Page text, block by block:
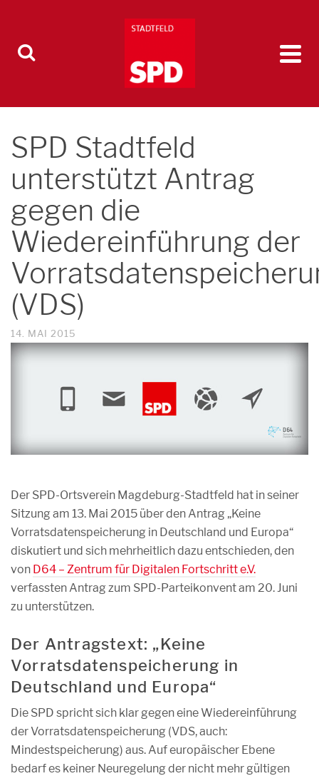
SPD Stadtfeld
unterstützt Antrag
gegen die
Wiedereinführung der
(VDS)
14. MAI 2015
Der SPD-Ortsverein Magdeburg-Stadtfeld hat in seiner
Sitzung am 13. Mai 2015 über den Antrag „Keine
Vorratsdatenspeicherung in Deutschland und Europa“
diskutiert und sich mehrheitlich dazu entschieden, den
von D64 – Zentrum für Digitalen Fortschritt e.V.
verfassten Antrag zum SPD-Parteikonvent am 20. Juni
zu unterstützen.
Der Antragstext: „Keine
Vorratsdatenspeicherung in
Deutschland und Europa“
Die SPD spricht sich klar gegen eine Wiedereinführung
der Vorratsdatenspeicherung (VDS, auch:
Mindestspeicherung) aus. Auf europäischer Ebene
bedarf es keiner Neuregelung der nicht mehr gültigen